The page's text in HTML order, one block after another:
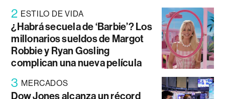
2 ESTILO DE VIDA
¿Habrá secuela de ‘Barbie’? Los
millonarios sueldos de Margot
Robbie y Ryan Gosling
complican una nueva película
3 MERCADOS
Dow Jones alcanza un récord